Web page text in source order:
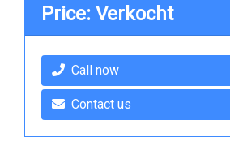
Price: Verkocht
Call now
Contact us